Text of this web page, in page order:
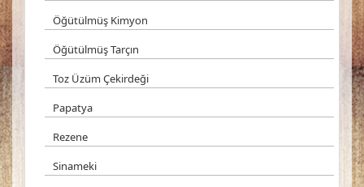
Öğütülmüş Kimyon
Öğütülmüş Tarçın
Toz Üzüm Çekirdeği
Papatya
Rezene
Sinameki